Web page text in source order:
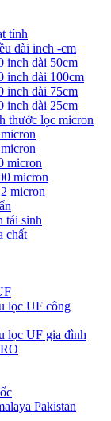
tính
dài inch -cm
inch dài 50cm
inch dài 100cm
inch dài 75cm
inch dài 25cm
thước lọc micron
micron
micron
micron
tái sinh
chất
lọc UF công
lọc UF gia đình
Pakistan